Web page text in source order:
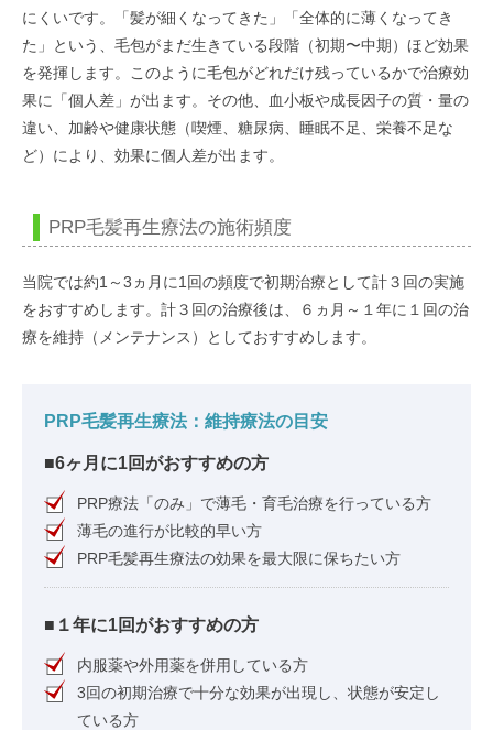
にくいです。「髪が細くなってきた」「全体的に薄くなってき
た」という、毛包がまだ生きている段階（初期〜中期）ほど効果
を発揮します。このように毛包がどれだけ残っているかで治療効
果に「個人差」が出ます。その他、血小板や成長因子の質・量の
違い、加齢や健康状態（喫煙、糖尿病、睡眠不足、栄養不足な
ど）により、効果に個人差が出ます。
PRP毛髪再生療法の施術頻度
当院では約1～3ヵ月に1回の頻度で初期治療として計３回の実施
をおすすめします。計３回の治療後は、６ヵ月～１年に１回の治
療を維持（メンテナンス）としておすすめします。
PRP毛髪再生療法：維持療法の目安
■6ヶ月に1回がおすすめの方
PRP療法「のみ」で薄毛・育毛治療を行っている方
薄毛の進行が比較的早い方
PRP毛髪再生療法の効果を最大限に保ちたい方
■１年に1回がおすすめの方
内服薬や外用薬を併用している方
3回の初期治療で十分な効果が出現し、状態が安定し
ている方